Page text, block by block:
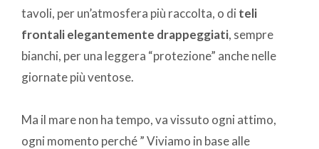
tavoli, per un’atmosfera più raccolta, o di teli
frontali elegantemente drappeggiati, sempre
bianchi, per una leggera “protezione” anche nelle
giornate più ventose.
Ma il mare non ha tempo, va vissuto ogni attimo,
ogni momento perché ” Viviamo in base alle